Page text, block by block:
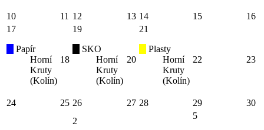
10 11 12 13 14 15
16
17
Papír
Horní
Kruty
(Kolín)
18
19
SKO
Horní
Kruty
(Kolín)
20
21
Plasty
Horní
Kruty
(Kolín)
22 23
24 25 26 27 28 29 30
2
5